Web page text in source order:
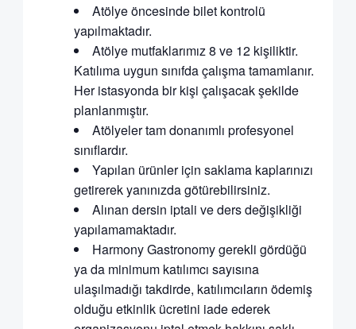
Atölye öncesinde bilet kontrolü
yapılmaktadır.
Atölye mutfaklarımız 8 ve 12 kişiliktir.
Katılıma uygun sınıfda çalışma tamamlanır.
Her istasyonda bir kişi çalışacak şekilde
planlanmıştır.
Atölyeler tam donanımlı profesyonel
sınıflardır.
Yapılan ürünler için saklama kaplarınızı
getirerek yanınızda götürebilirsiniz.
Alınan dersin iptali ve ders değişikliği
yapılamamaktadır.
Harmony Gastronomy gerekli gördüğü
ya da minimum katılımcı sayısına
ulaşılmadığı takdirde, katılımcıların ödemiş
olduğu etkinlik ücretini iade ederek